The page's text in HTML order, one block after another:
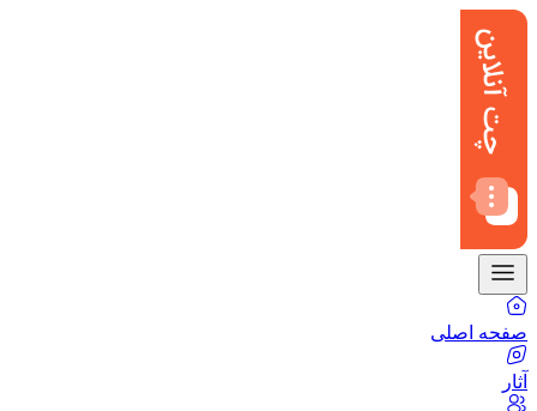
صفحه اصلی
آثار